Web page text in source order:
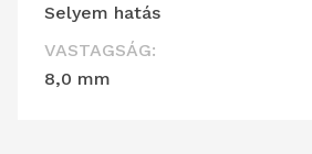
Selyem hatás
VASTAGSÁG:
8,0 mm